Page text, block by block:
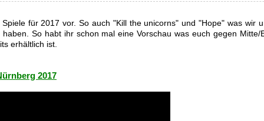
für 2017 vor. So auch "Kill the unicorns" und "Hope" was wir
So habt ihr schon mal eine Vorschau was euch gegen Mitte/
erhältlich ist.
2017